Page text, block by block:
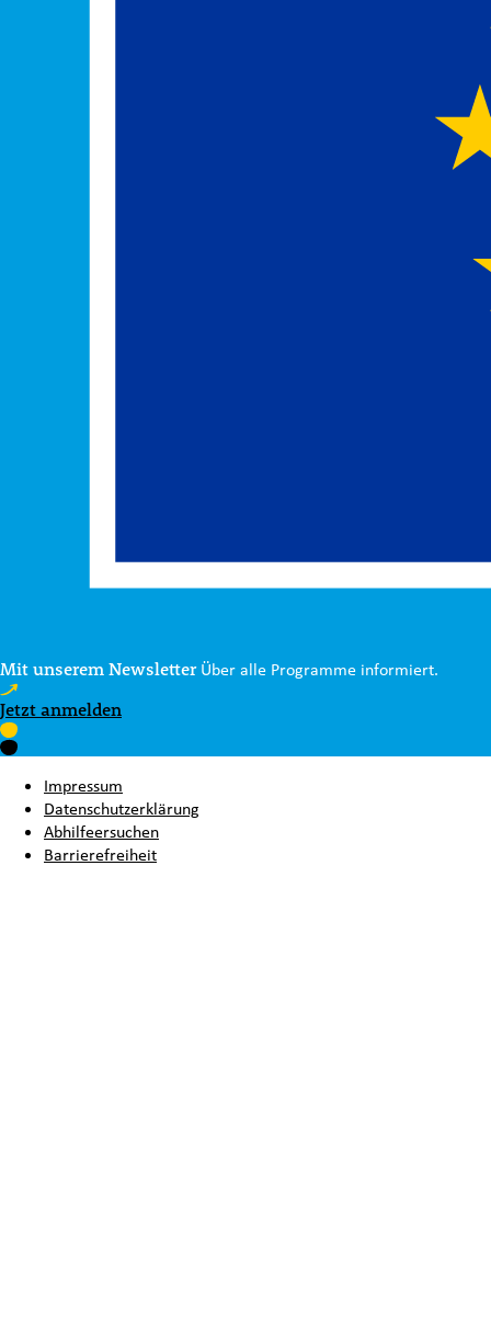
Mit unserem Newsletter Über alle Programme informiert.
Jetzt anmelden
Impressum
Datenschutzerklärung
Abhilfeersuchen
Barrierefreiheit